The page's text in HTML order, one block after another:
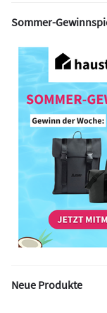
Sommer-
Neue Produkte